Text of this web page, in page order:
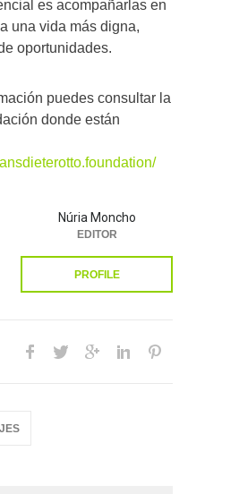
es acompañarlas en
una vida más digna,
oportunidades.
puedes consultar la
donde están
Núria Moncho
EDITOR
PROFILE